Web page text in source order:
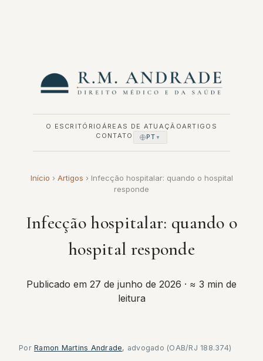
O ESCRITÓRIO ÁREAS DE ATUAÇÃOARTIGOS
CONTATO
PT ▼
Início › Artigos › Infecção hospitalar: quando o hospital
responde
Infecção hospitalar: quando o
hospital responde
Publicado em 27 de junho de 2026 · ≈ 3 min de
leitura
Por Ramon Martins Andrade, advogado (OAB/RJ 188.374)